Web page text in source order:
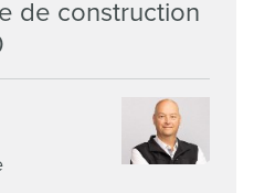
de construction